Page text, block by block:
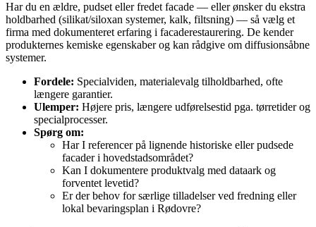
Har du en ældre, pudset eller fredet facade — eller ønsker du ekstra
holdbarhed (silikat/siloxan systemer, kalk, filtsning) — så vælg et
firma med dokumenteret erfaring i facade­restaurering. De kender
produkternes kemiske egenskaber og kan rådgive om diffusionsåbne
systemer.
Fordele: Specialviden, materialevalg tilholdbarhed, ofte
længere garantier.
Ulemper: Højere pris, længere udførelsestid pga. tørretider og
specialprocesser.
Spørg om:
Har I referencer på lignende historiske eller pudsede
facader i hovedstadsområdet?
Kan I dokumentere produktvalg med dataark og
forventet levetid?
Er der behov for særlige tilladelser ved fredning eller
lokal bevaringsplan i Rødovre?